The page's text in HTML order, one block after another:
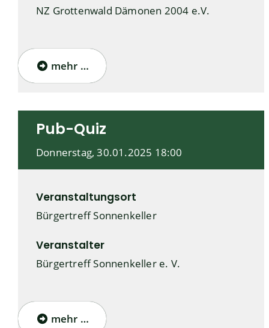
NZ Grottenwald Dämonen 2004 e.V.
mehr …
Pub-Quiz
Donnerstag, 30.01.2025 18:00
Veranstaltungsort
Bürgertreff Sonnenkeller
Veranstalter
Bürgertreff Sonnenkeller e. V.
mehr …